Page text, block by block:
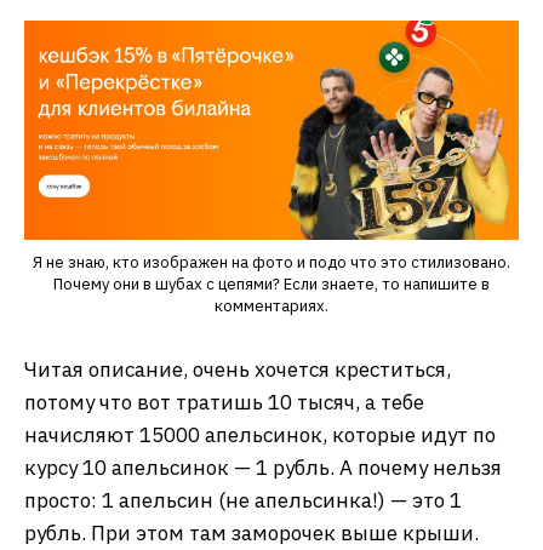
Я не знаю, кто изображен на фото и подо что это стилизовано.
Почему они в шубах с цепями? Если знаете, то напишите в
комментариях.
Читая описание, очень хочется креститься,
потому что вот тратишь 10 тысяч, а тебе
начисляют 15000 апельсинок, которые идут по
курсу 10 апельсинок — 1 рубль. А почему нельзя
просто: 1 апельсин (не апельсинка!) — это 1
рубль. При этом там заморочек выше крыши.